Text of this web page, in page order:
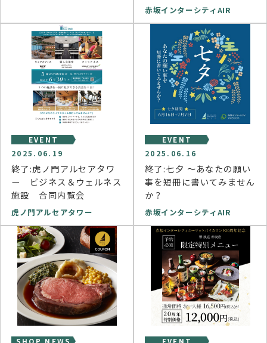
赤坂インターシティAIR
EVENT
2025.06.19
終了:虎ノ門アルセアタワ
ー ビジネス＆ウェルネス
施設 合同内覧会
虎ノ門アルセアタワー
EVENT
2025.06.16
終了:七⼣ 〜あなたの願い
事を短冊に書いてみません
か？
赤坂インターシティAIR